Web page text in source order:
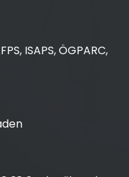
ISAPS, ÖGPARC,